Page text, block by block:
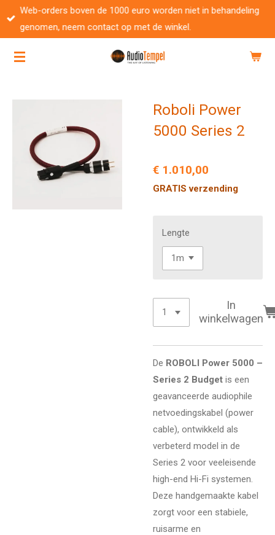
Ga
direct
de
Web-orders boven de 1000 euro worden niet in behandeling
genomen, neem contact op met de winkel.
Roboli Power
5000 Series 2
€ 1.010,00
GRATIS verzending
Lengte
In
winkelwagen
De ROBOLI Power 5000 –
Series 2 Budget is een
geavanceerde audiophile
netvoedingskabel (power
cable), ontwikkeld als
verbeterd model in de
Series 2 voor veeleisende
high-end Hi-Fi systemen.
Deze handgemaakte kabel
zorgt voor een stabiele,
ruisarme en